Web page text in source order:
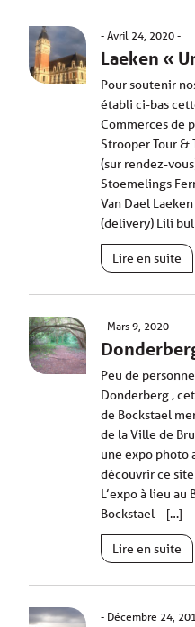
Avril 24, 2020
Laeken «
Pour soutenir
établi ci-bas
Commerces de
Strooper Tour &
(sur rendez-
Stoemelings
Van Dael
(delivery) Lili
Lire en suite
Mars 9, 2020
Peu de
Donderberg ,
de Bockstael
de la Ville de
une expo photo
découvrir ce
L’expo à lieu
Bockstael – […]
Lire en suite
Décembre 24,